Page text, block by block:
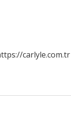
carlyle.com.tr